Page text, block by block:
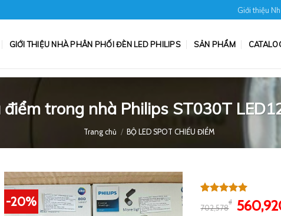
Giới thiệu
GIỚI THIỆU NHÀ PHÂN PHỐI ĐÈN LED PHILIPS SẢN PHẨM
điểm trong nhà Philips ST030T
Trang chủ / BỘ LED SPOT CHIẾU ĐIỂM
-20%
trên 5
dựa trên
702,578
₫
Giá